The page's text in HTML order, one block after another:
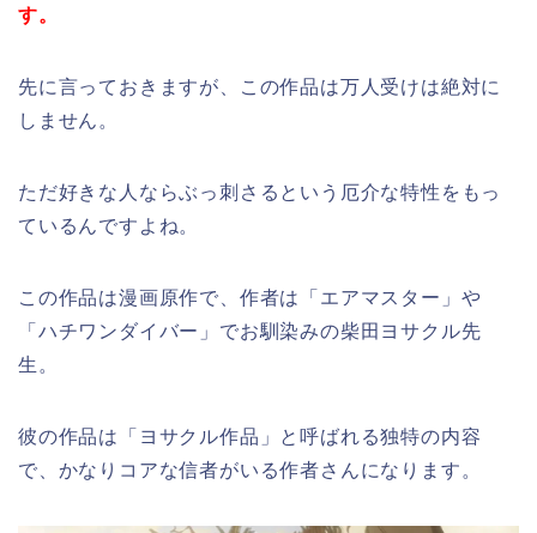
す。
先に言っておきますが、この作品は万人受けは絶対に
しません。
ただ好きな人ならぶっ刺さるという厄介な特性をもっ
ているんですよね。
この作品は漫画原作で、作者は「エアマスター」や
「ハチワンダイバー」でお馴染みの柴田ヨサクル先
生。
彼の作品は「ヨサクル作品」と呼ばれる独特の内容
で、かなりコアな信者がいる作者さんになります。